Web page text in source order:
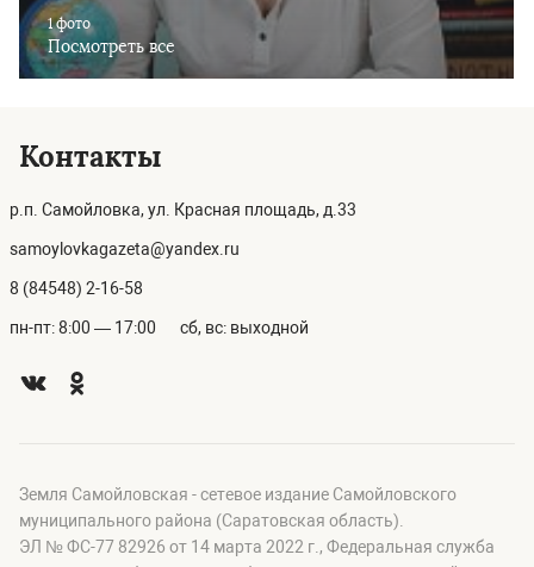
1 фото
Посмотреть все
Контакты
р.п. Самойловка, ул. Красная площадь, д.33
samoylovkagazeta@yandex.ru
8 (84548) 2-16-58
пн-пт: 8:00 — 17:00 сб, вс: выходной
Земля Самойловская - сетевое издание Самойловского
муниципального района (Саратовская область).
ЭЛ № ФС-77 82926 от 14 марта 2022 г., Федеральная служба